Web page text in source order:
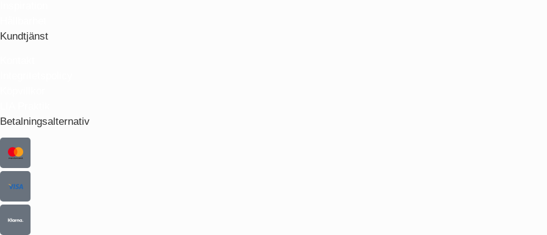
Kundtjänst
Betalningsalternativ